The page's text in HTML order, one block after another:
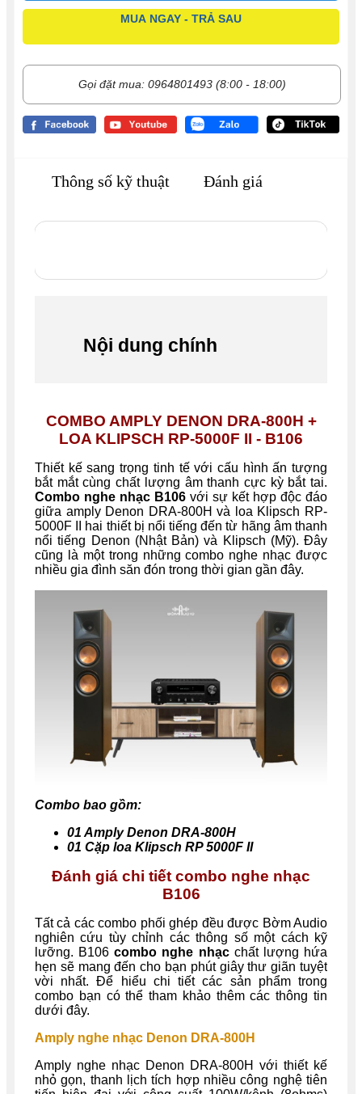
MUA NGAY - TRẢ SAU
Gọi đặt mua: 0964801493 (8:00 - 18:00)
Thông số kỹ thuật Đánh giá
Nội dung chính
COMBO AMPLY DENON DRA-800H +
LOA KLIPSCH RP-5000F II - B106
Thiết kế sang trọng tinh tế với cấu hình ấn tượng
bắt mắt cùng chất lượng âm thanh cực kỳ bắt tai.
Combo nghe nhạc B106 với sự kết hợp độc đáo
giữa amply Denon DRA-800H và loa Klipsch RP-
5000F II hai thiết bị nổi tiếng đến từ hãng âm thanh
nổi tiếng Denon (Nhật Bản) và Klipsch (Mỹ). Đây
cũng là một trong những combo nghe nhạc được
nhiều gia đình săn đón trong thời gian gần đây.
Combo bao gồm:
01 Amply Denon DRA-800H
01 Cặp loa Klipsch RP 5000F II
Đánh giá chi tiết combo nghe nhạc
B106
Tất cả các combo phối ghép đều được Bờm Audio
nghiên cứu tùy chỉnh các thông số một cách kỹ
lưỡng. B106combo nghe nhạcchất lượng hứa
hẹn sẽ mang đến cho bạn phút giây thư giãn tuyệt
vời nhất. Để hiểu chi tiết các sản phẩm trong
combo bạn có thể tham khảo thêm các thông tin
dưới đây.
Amply nghe nhạc Denon DRA-800H
Amply nghe nhạc Denon DRA-800H với thiết kế
nhỏ gọn, thanh lịch tích hợp nhiều công nghệ tiên